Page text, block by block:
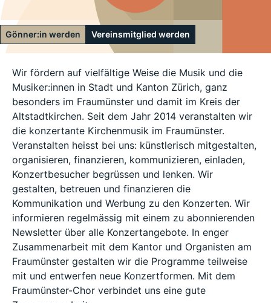
Gönner:in werden Vereinsmitglied werden
Wir fördern auf vielfältige Weise die Musik und die
Musiker:innen in Stadt und Kanton Zürich, ganz
besonders im Fraumünster und damit im Kreis der
Altstadtkirchen. Seit dem Jahr 2014 veranstalten wir
die konzertante Kirchenmusik im Fraumünster.
Veranstalten heisst bei uns: künstlerisch mitgestalten,
organisieren, finanzieren, kommunizieren, einladen,
Konzertbesucher begrüssen und lenken. Wir
gestalten, betreuen und finanzieren die
Kommunikation und Werbung zu den Konzerten. Wir
informieren regelmässig mit einem zu abonnierenden
Newsletter über alle Konzertangebote. In enger
Zusammenarbeit mit dem Kantor und Organisten am
Fraumünster gestalten wir die Programme teilweise
mit und entwerfen neue Konzertformen. Mit dem
Fraumünster-Chor verbindet uns eine gute